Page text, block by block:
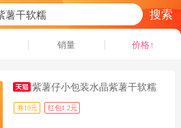
搜索
销量 价格↑
紫薯仔小包装水晶紫薯干软糯
券10元 红包1.2元